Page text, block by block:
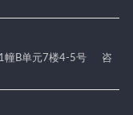
幢B单元7楼4-5号
咨